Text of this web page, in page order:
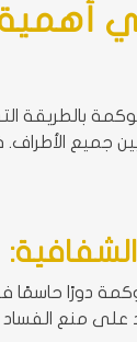
أهمية
بالطريقة
بين جميع
دورًا حاسمًا
على منع